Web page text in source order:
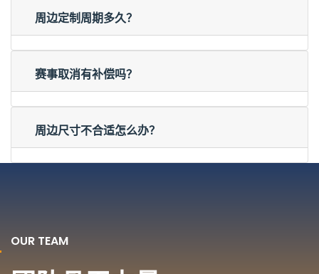
周边定制周期多久？
赛事取消有补偿吗？
周边尺寸不合适怎么办？
OUR TEAM